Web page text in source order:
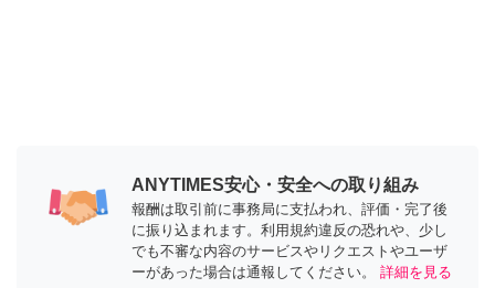
ANYTIMES安心・安全への取り組み
報酬は取引前に事務局に支払われ、評価・完了後
に振り込まれます。利用規約違反の恐れや、少し
でも不審な内容のサービスやリクエストやユーザ
ーがあった場合は通報してください。
詳細を見る